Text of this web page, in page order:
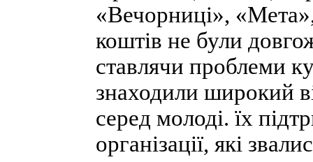
«Вечорниці»,
коштів не були
ставлячи проблеми
знаходили широкий
серед молоді. їх
організації, які